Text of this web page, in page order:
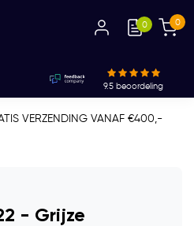
0 0
9.5 beoordeling
VERZENDING VANAF €400,-
- Grijze